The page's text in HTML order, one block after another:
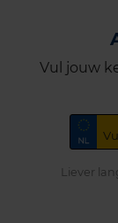
Vul jouw
Liever